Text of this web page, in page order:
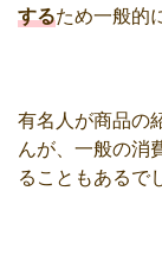
するため一般的
有名人が商品の
んが、一般の消
ることもあるで